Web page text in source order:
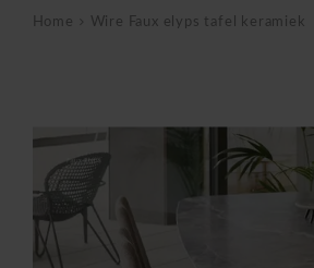
Home Wire Faux elyps tafel keramiek